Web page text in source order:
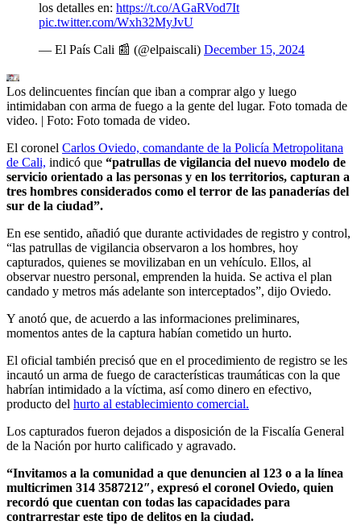
los detalles en: https://t.co/AGaRVod7It
pic.twitter.com/Wxh32MyJvU
— El País Cali 📰 (@elpaiscali) December 15, 2024
Los delincuentes fincían que iban a comprar algo y luego
intimidaban con arma de fuego a la gente del lugar. Foto tomada de
video. | Foto: Foto tomada de video.
El coronel Carlos Oviedo, comandante de la Policía Metropolitana
de Cali, indicó que “patrullas de vigilancia del nuevo modelo de
servicio orientado a las personas y en los territorios, capturan a
tres hombres considerados como el terror de las panaderías del
sur de la ciudad”.
En ese sentido, añadió que durante actividades de registro y control,
“las patrullas de vigilancia observaron a los hombres, hoy
capturados, quienes se movilizaban en un vehículo. Ellos, al
observar nuestro personal, emprenden la huida. Se activa el plan
candado y metros más adelante son interceptados”, dijo Oviedo.
Y anotó que, de acuerdo a las informaciones preliminares,
momentos antes de la captura habían cometido un hurto.
El oficial también precisó que en el procedimiento de registro se les
incautó un arma de fuego de características traumáticas con la que
habrían intimidado a la víctima, así como dinero en efectivo,
producto del hurto al establecimiento comercial.
Los capturados fueron dejados a disposición de la Fiscalía General
de la Nación por hurto calificado y agravado.
“Invitamos a la comunidad a que denuncien al 123 o a la línea
multicrimen 314 3587212″, expresó el coronel Oviedo, quien
recordó que cuentan con todas las capacidades para
contrarrestar este tipo de delitos en la ciudad.